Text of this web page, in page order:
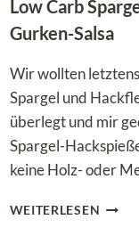
Low Carb
Gurken-Salsa
Wir wollten
Spargel und
überlegt und mir
Spargel-
keine Holz- oder
WEITERLESEN LOW